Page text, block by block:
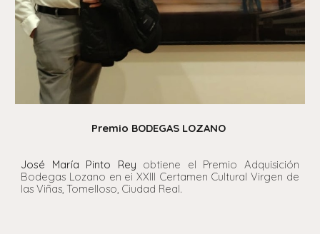
Premio BODEGAS LOZANO
José María Pinto Rey obtiene el Premio Adquisición
Bodegas Lozano en ei XXIII Certamen Cultural Virgen de
las Viñas, Tomelloso, Ciudad Real.